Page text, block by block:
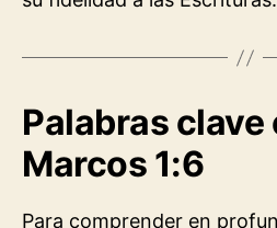
Palabras clave
Marcos 1:6
Para comprender en